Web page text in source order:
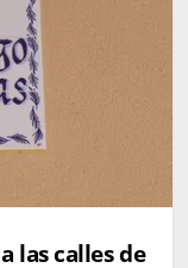
las calles de